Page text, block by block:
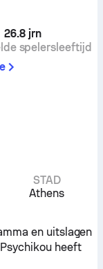
26.8 jrn
spelersleeftijd
STAD
Athens
en uitslagen
heeft